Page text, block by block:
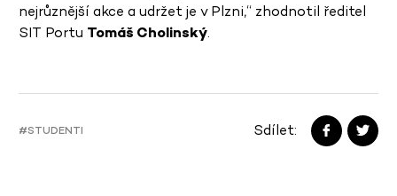
nejrůznější akce a udržet je v Plzni,“ zhodnotil ředitel
SIT Portu Tomáš Cholinský.
#STUDENTI Sdílet: